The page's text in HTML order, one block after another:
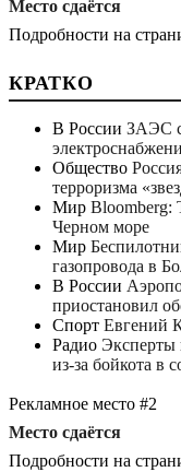
Место сдаётся
Подробности на
КРАТКО
В России ЗАЭС
Общество
терроризма
Мир Bloomberg:
Черном море
Мир
газопровода в
В России
приостановил
Спорт Евгений
Радио Эксперты
из-за бойкота в
Рекламное место #2
Место сдаётся
Подробности на